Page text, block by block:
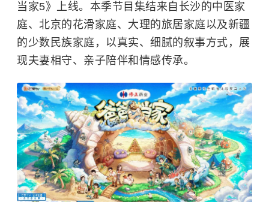
当家5》上线。本季节目集结来自长沙的中医家
庭、北京的花滑家庭、大理的旅居家庭以及新疆
的少数民族家庭，以真实、细腻的叙事方式，展
现夫妻相守、亲子陪伴和情感传承。